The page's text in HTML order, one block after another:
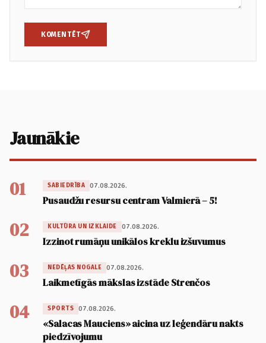
KOMENTĒT
Jaunākie
01 SABIEDRĪBA 07.08.2026.
Pusaudžu resursu centram Valmierā – 5!
02 KULTŪRA UN IZKLAIDE 07.08.2026.
Izzinot rumāņu unikālos kreklu izšuvumus
03 NEDĒĻAS NOGALE 07.08.2026.
Laikmetīgās mākslas izstāde Strenčos
04 SPORTS 07.08.2026.
«Salacas Mauciens» aicina uz leģendāru nakts
piedzīvojumu